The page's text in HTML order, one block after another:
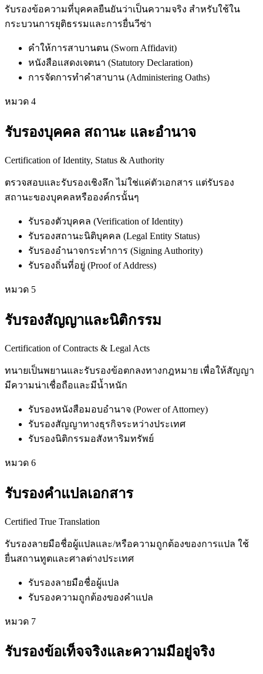
รับรองข้อความที่บุคคลยืนยันว่าเป็นความจริง สำหรับใช้ใน
กระบวนการยุติธรรมและการยื่นวีซ่า
คำให้การสาบานตน (Sworn Affidavit)
หนังสือแสดงเจตนา (Statutory Declaration)
การจัดการทำคำสาบาน (Administering Oaths)
หมวด 4
รับรองบุคคล สถานะ และอำนาจ
Certification of Identity, Status & Authority
ตรวจสอบและรับรองเชิงลึก ไม่ใช่แค่ตัวเอกสาร แต่รับรอง
สถานะของบุคคลหรือองค์กรนั้นๆ
รับรองตัวบุคคล (Verification of Identity)
รับรองสถานะนิติบุคคล (Legal Entity Status)
รับรองอำนาจกระทำการ (Signing Authority)
รับรองถิ่นที่อยู่ (Proof of Address)
หมวด 5
รับรองสัญญาและนิติกรรม
Certification of Contracts & Legal Acts
ทนายเป็นพยานและรับรองข้อตกลงทางกฎหมาย เพื่อให้สัญญา
มีความน่าเชื่อถือและมีน้ำหนัก
รับรองหนังสือมอบอำนาจ (Power of Attorney)
รับรองสัญญาทางธุรกิจระหว่างประเทศ
รับรองนิติกรรมอสังหาริมทรัพย์
หมวด 6
รับรองคำแปลเอกสาร
Certified True Translation
รับรองลายมือชื่อผู้แปลและ/หรือความถูกต้องของการแปล ใช้
ยื่นสถานทูตและศาลต่างประเทศ
รับรองลายมือชื่อผู้แปล
รับรองความถูกต้องของคำแปล
หมวด 7
รับรองข้อเท็จจริงและความมีอยู่จริง